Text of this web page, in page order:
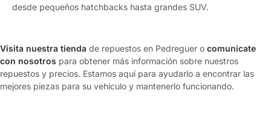
desde pequeños hatchbacks hasta grandes SUV.
Visita nuestra tienda de repuestos en Pedreguer o comunícate
con nosotros para obtener más información sobre nuestros
repuestos y precios. Estamos aquí para ayudarlo a encontrar las
mejores piezas para su vehículo y mantenerlo funcionando.